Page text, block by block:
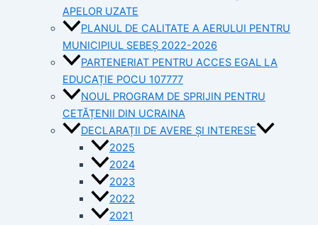
APELOR UZATE
PLANUL DE CALITATE A AERULUI PENTRU
MUNICIPIUL SEBEȘ 2022-2026
PARTENERIAT PENTRU ACCES EGAL LA
EDUCAȚIE POCU 107777
NOUL PROGRAM DE SPRIJIN PENTRU
CETĂȚENII DIN UCRAINA
DECLARAȚII DE AVERE ȘI INTERESE
2025
2024
2023
2022
2021